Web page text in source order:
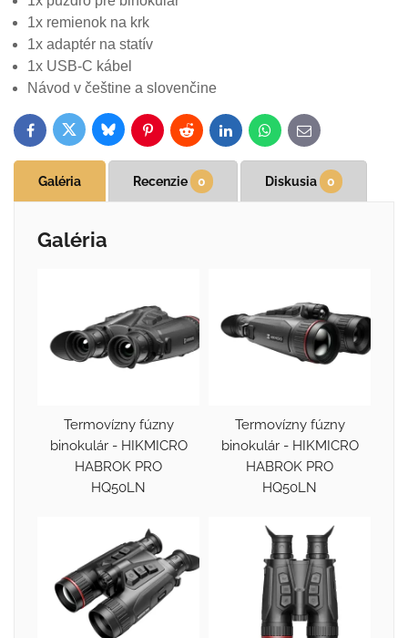
1x remienok na krk
1x adaptér na statív
1x USB-C kábel
Návod v češtine a slovenčine
FacebookTwitterBlueskyPinterestReddit LinkedInWhatsApp
E-
mail
Galéria Recenzie 0 Diskusia 0
Galéria
Termovízny fúzny
binokulár - HIKMICRO
HABROK PRO
HQ50LN
Termovízny fúzny
binokulár - HIKMICRO
HABROK PRO
HQ50LN